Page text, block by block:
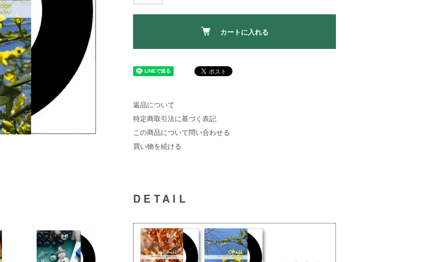
カートに入れる
返品について
特定商取引法に基づく表記
この商品について問い合わせる
買い物を続ける
DETAIL